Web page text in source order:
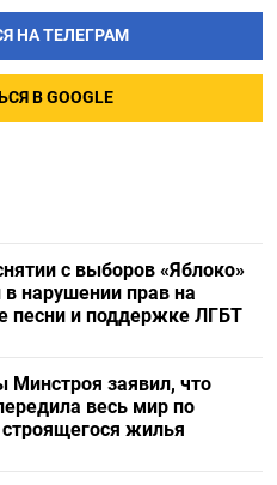
НА ТЕЛЕГРАМ
В GOOGLE
с выборов «Яблоко»
в нарушении прав на
песни и поддержке ЛГБТ
Минстроя заявил, что
весь мир по
строящегося жилья